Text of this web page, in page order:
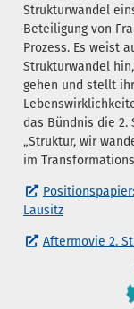
Strukturwandel
Beteiligung von
Prozess. Es weist
Strukturwandel
gehen und stellt
das Bündnis die
„Struktur, wir
im
Lausitz
Aftermovie 2.